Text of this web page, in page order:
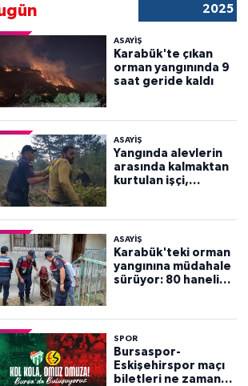
2025
ASAYİŞ
Karabük'te çıkan
orman yangınında 9
saat geride kaldı
ASAYİŞ
Yangında alevlerin
arasında kalmaktan
kurtulan işçi,
panik yaşadı
ASAYİŞ
Karabük'teki orman
yangınına müdahale
sürüyor: 80 haneli
SPOR
Bursaspor-
Eskişehirspor maçı
biletleri ne zaman